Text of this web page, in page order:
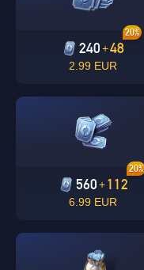
240 +48
20%
2.99 EUR
560+112
20%
6.99 EUR